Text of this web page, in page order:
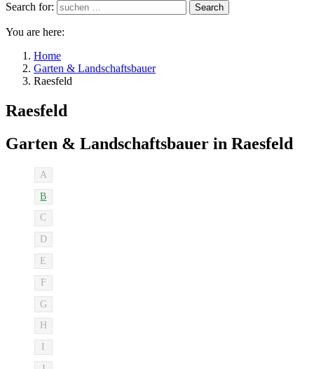
Search for:
Search
You are here:
Home
Garten & Landschaftsbauer
Raesfeld
Raesfeld
Garten & Landschaftsbauer in Raesfeld
A
B
C
D
E
F
G
H
I